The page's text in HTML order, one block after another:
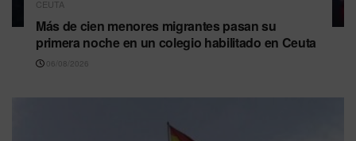
CEUTA
Más de cien menores migrantes pasan su
primera noche en un colegio habilitado en Ceuta
06/08/2026